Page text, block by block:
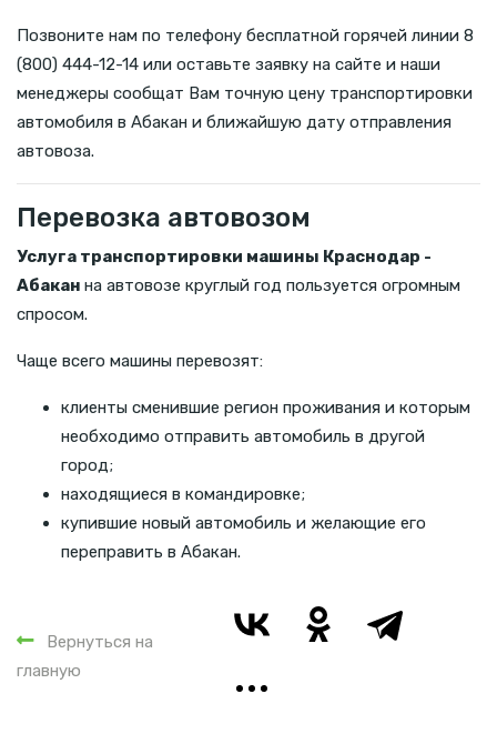
Позвоните нам по телефону бесплатной горячей линии 8
(800) 444-12-14 или оставьте заявку на сайте и наши
менеджеры сообщат Вам точную цену транспортировки
автомобиля в Абакан и ближайшую дату отправления
автовоза.
Перевозка автовозом
Услуга транспортировки машины Краснодар -
Абакан на автовозе круглый год пользуется огромным
спросом.
Чаще всего машины перевозят:
клиенты сменившие регион проживания и которым
необходимо отправить автомобиль в другой
город;
находящиеся в командировке;
купившие новый автомобиль и желающие его
переправить в Абакан.
Вернуться на
главную